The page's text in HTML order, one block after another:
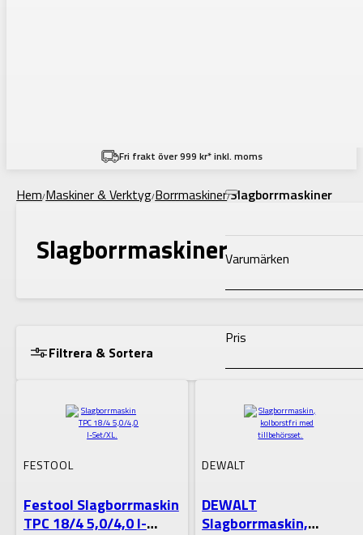
Fri frakt över 999 kr* inkl. moms
Hem/Maskiner & Verktyg/Borrmaskiner/Slagborrmaskiner
Slagborrmaskiner
Filtrera & Sortera
Filtering
Varumärken
Pris
Lagerstatus
VISA RESULTAT
FESTOOL
Festool Slagborrmaskin
TPC 18/4 5,0/4,0 I-
DEWALT
DEWALT
Slagborrmaskin,